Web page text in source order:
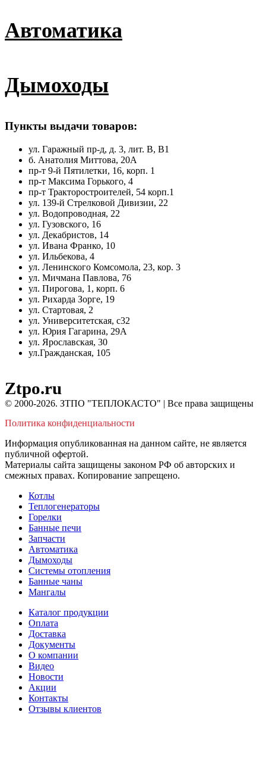
Автоматика
Дымоходы
Пункты выдачи товаров:
ул. Гаражный пр-д, д. 3, лит. В, В1
б. Анатолия Миттова, 20А
пр-т 9-й Пятилетки, 16, корп. 1
пр-т Максима Горького, 4
пр-т Тракторостроителей, 54 корп.1
ул. 139-й Стрелковой Дивизии, 22
ул. Водопроводная, 22
ул. Гузовского, 16
ул. Декабристов, 14
ул. Ивана Франко, 10
ул. Ильбекова, 4
ул. Ленинского Комсомола, 23, кор. 3
ул. Мичмана Павлова, 76
ул. Пирогова, 1, корп. 6
ул. Рихарда Зорге, 19
ул. Стартовая, 2
ул. Университетская, с32
ул. Юрия Гагарина, 29А
ул. Ярославская, 30
ул.Гражданская, 105
Ztpo.ru
© 2000-2026. ЗТПО "ТЕПЛОКАСТО" | Все права защищены
Политика конфиденциальности
Информация опубликованная на данном сайте, не является
публичной офертой.
Материалы сайта защищены законом РФ об авторских и
смежных правах. Копирование запрещено.
Котлы
Теплогенераторы
Горелки
Банные печи
Запчасти
Автоматика
Дымоходы
Системы отопления
Банные чаны
Мангалы
Каталог продукции
Оплата
Доставка
Документы
О компании
Видео
Новости
Акции
Контакты
Отзывы клиентов